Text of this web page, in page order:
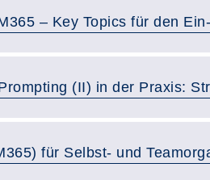
– Key Topics für den
(II) in der Praxis:
für Selbst- und